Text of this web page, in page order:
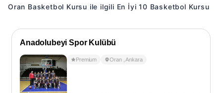
Oran Basketbol Kursu ile ilgili En İyi 10 Basketbol Kursu
Anadolubeyi Spor Kulübü
Premium Oran ,Ankara